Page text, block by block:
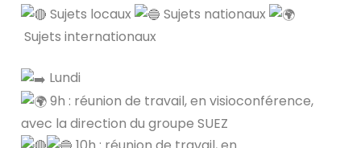
Sujets locaux
Sujets nationaux
Sujets internationaux
Lundi
9h : réunion de travail, en visioconférence,
avec la direction du groupe SUEZ